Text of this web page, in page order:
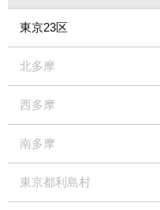
東京23区
北多摩
西多摩
南多摩
東京都利島村